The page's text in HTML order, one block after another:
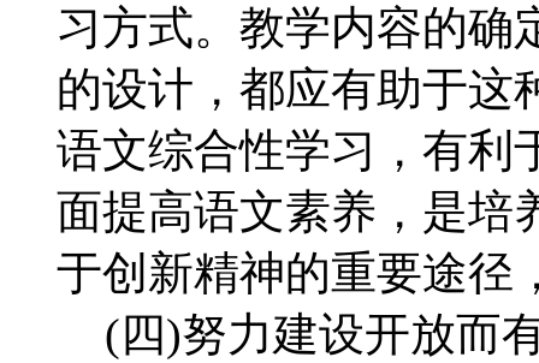
习方式。教学内容的确
的设计，都应有助于这
语文综合性学习，有利
面提高语文素养，是培
于创新精神的重要途径
(四)努力建设开放而